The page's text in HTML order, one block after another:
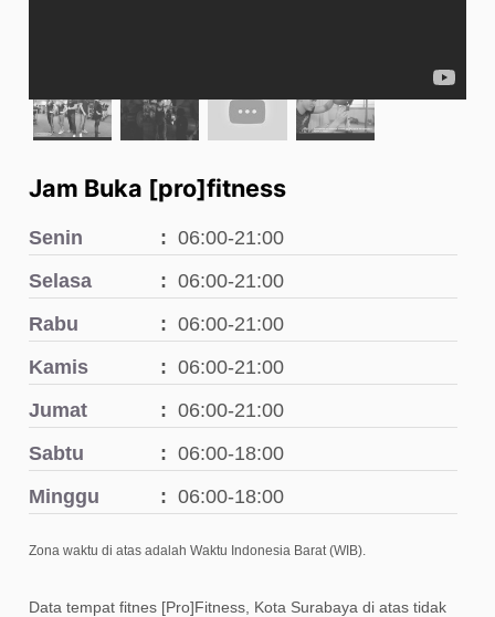
Jam Buka [pro]fitness
Senin
06:00-21:00
Selasa
06:00-21:00
Rabu
06:00-21:00
Kamis
06:00-21:00
Jumat
06:00-21:00
Sabtu
06:00-18:00
Minggu
06:00-18:00
Zona waktu di atas adalah Waktu Indonesia Barat (WIB).
Data tempat fitnes [Pro]Fitness, Kota Surabaya di atas tidak